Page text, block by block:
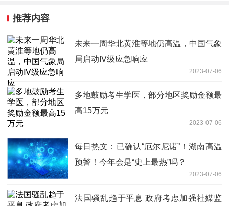
推荐内容
未来一周华北黄淮等地仍高温，中国气象
局启动Ⅳ级应急响应
2023-07-06
多地鼓励考生学医，部分地区奖励金额最
高15万元
2023-07-06
每日热文：已确认“厄尔尼诺”！湖南高温
预警！今年会是“史上最热”吗？
2023-07-06
法国骚乱趋于平息 政府考虑加强社媒监